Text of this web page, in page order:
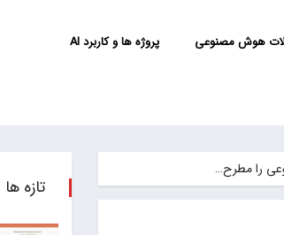
هوش مصنوعی پروژه ها و کاربرد AI
تازه ها